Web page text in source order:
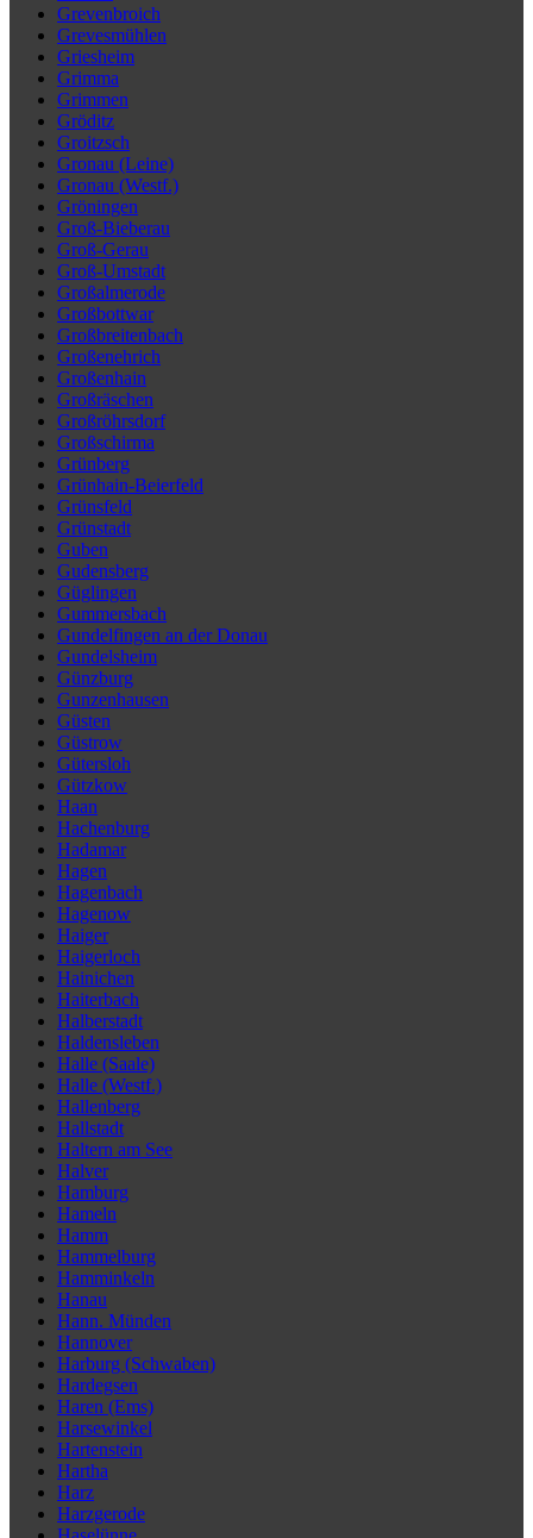
Grevenbroich
Grevesmühlen
Griesheim
Grimma
Grimmen
Gröditz
Groitzsch
Gronau (Leine)
Gronau (Westf.)
Gröningen
Groß-Bieberau
Groß-Gerau
Groß-Umstadt
Großalmerode
Großbottwar
Großbreitenbach
Großenehrich
Großenhain
Großräschen
Großröhrsdorf
Großschirma
Grünberg
Grünhain-Beierfeld
Grünsfeld
Grünstadt
Guben
Gudensberg
Güglingen
Gummersbach
Gundelfingen an der Donau
Gundelsheim
Günzburg
Gunzenhausen
Güsten
Güstrow
Gütersloh
Gützkow
Haan
Hachenburg
Hadamar
Hagen
Hagenbach
Hagenow
Haiger
Haigerloch
Hainichen
Haiterbach
Halberstadt
Haldensleben
Halle (Saale)
Halle (Westf.)
Hallenberg
Hallstadt
Haltern am See
Halver
Hamburg
Hameln
Hamm
Hammelburg
Hamminkeln
Hanau
Hann. Münden
Hannover
Harburg (Schwaben)
Hardegsen
Haren (Ems)
Harsewinkel
Hartenstein
Hartha
Harz
Harzgerode